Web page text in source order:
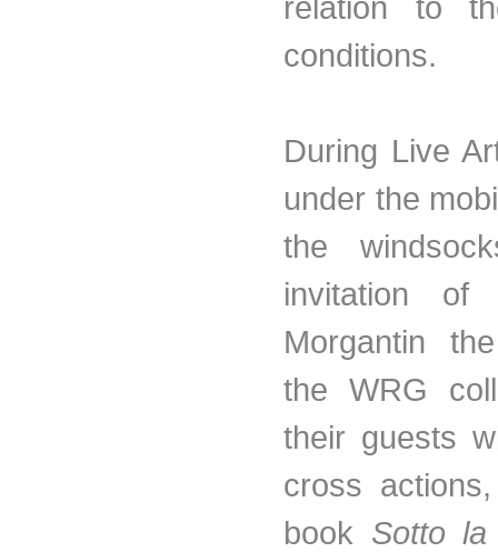
conditions.
During Live
under the
the
invitation of
Morgantin
the WRG
their guests
cross
book Sotto la